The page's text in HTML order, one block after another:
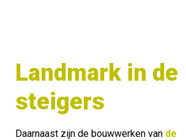
Daarnaast zijn de bouwwerken van de
Landmark in de
steigers